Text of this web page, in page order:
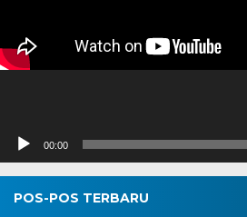
00:00
POS-POS TERBARU